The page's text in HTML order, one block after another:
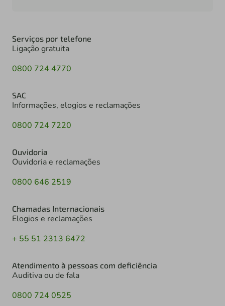
Serviços por telefone
Ligação gratuita
0800 724 4770
SAC
Informações, elogios e reclamações
0800 724 7220
Ouvidoria
Ouvidoria e reclamações
0800 646 2519
Chamadas Internacionais
Elogios e reclamações
+ 55 51 2313 6472
Atendimento à pessoas com deficiência
Auditiva ou de fala
0800 724 0525